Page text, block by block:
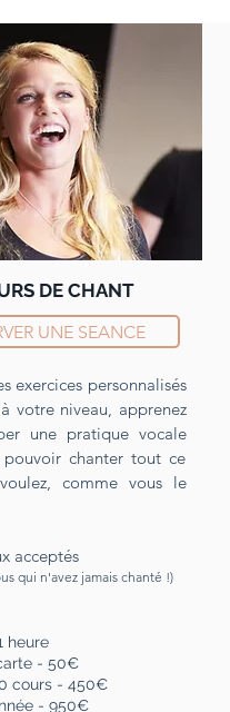
DE CHANT
UNE SEANCE
exercices personnalisés
votre niveau, apprenez
une pratique vocale
chanter tout ce
comme vous le
acceptés
qui n'avez jamais chanté !)
heure
- 50€
cours - 450€
- 950€